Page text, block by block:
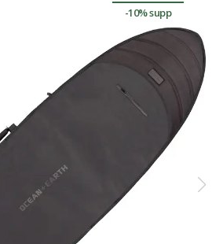
-10% supp